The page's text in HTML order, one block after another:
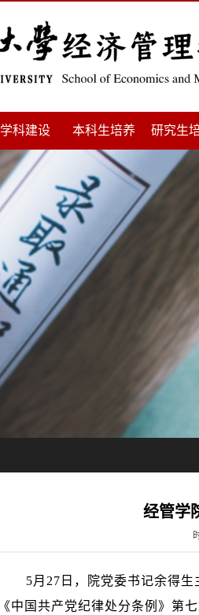
学科建设 本科生培养 研究生
经管学
5月27日，院党委书记余得
《中国共产党纪律处分条例》第